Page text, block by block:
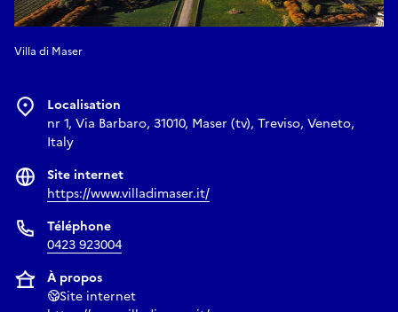
Villa di Maser
Localisation
nr 1, Via Barbaro, 31010, Maser (tv), Treviso, Veneto,
Italy
Site internet
https://www.villadimaser.it/
Téléphone
0423 923004
À propos
Site internet